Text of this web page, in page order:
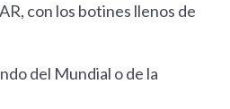
con los botines llenos de
del Mundial o de la